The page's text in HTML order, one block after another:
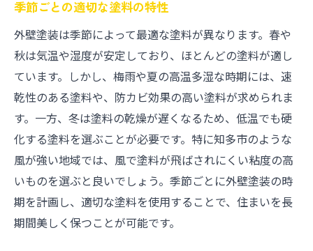
季節ごとの適切な塗料の特性
外壁塗装は季節によって最適な塗料が異なります。春や
秋は気温や湿度が安定しており、ほとんどの塗料が適し
ています。しかし、梅雨や夏の高温多湿な時期には、速
乾性のある塗料や、防カビ効果の高い塗料が求められま
す。一方、冬は塗料の乾燥が遅くなるため、低温でも硬
化する塗料を選ぶことが必要です。特に知多市のような
風が強い地域では、風で塗料が飛ばされにくい粘度の高
いものを選ぶと良いでしょう。季節ごとに外壁塗装の時
期を計画し、適切な塗料を使用することで、住まいを長
期間美しく保つことが可能です。